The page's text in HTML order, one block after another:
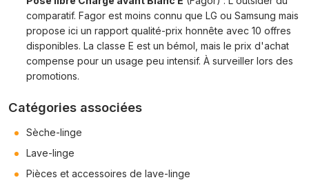
comparatif. Fagor est moins connu que LG ou Samsung mais
propose ici un rapport qualité-prix honnête avec 10 offres
disponibles. La classe E est un bémol, mais le prix d'achat
compense pour un usage peu intensif. À surveiller lors des
promotions.
Catégories associées
Sèche-linge
Lave-linge
Pièces et accessoires de lave-linge